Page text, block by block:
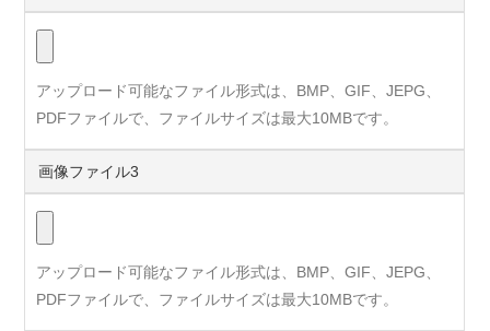
アップロード可能なファイル形式は、BMP、GIF、JEPG、
PDFファイルで、ファイルサイズは最大10MBです。
画像ファイル3
アップロード可能なファイル形式は、BMP、GIF、JEPG、
PDFファイルで、ファイルサイズは最大10MBです。